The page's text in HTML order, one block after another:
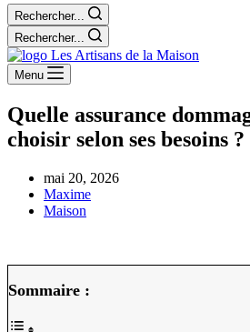
Rechercher...
Rechercher...
Menu
Quelle assurance
choisir selon ses besoins ?
mai 20, 2026
Maxime
Maison
Sommaire :